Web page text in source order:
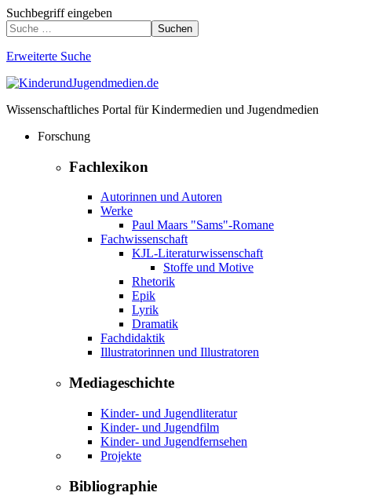
Suchbegriff eingeben
Suchen
Erweiterte Suche
Wissenschaftliches Portal für Kindermedien und Jugendmedien
Forschung
Fachlexikon
Autorinnen und Autoren
Werke
Paul Maars "Sams"-Romane
Fachwissenschaft
KJL-Literaturwissenschaft
Stoffe und Motive
Rhetorik
Epik
Lyrik
Dramatik
Fachdidaktik
Illustratorinnen und Illustratoren
Mediageschichte
Kinder- und Jugendliteratur
Kinder- und Jugendfilm
Kinder- und Jugendfernsehen
Projekte
Bibliographie